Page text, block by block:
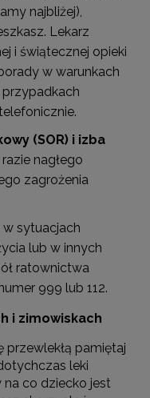
najbliżej),
Lekarz
i świątecznej opieki
w warunkach
(SOR) i izba
nagłego
zagrożenia
w sytuacjach
lub w innych
ratownictwa
999 lub 112.
i zimowiskach
przewlekłą pamiętaj
leki
na co dziecko jest